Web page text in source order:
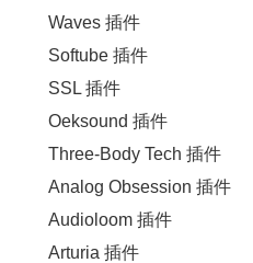
果器
Waves 插件
Softube 插件
SSL 插件
Oeksound 插件
Three-Body Tech 插件
Analog Obsession 插件
Audioloom 插件
Arturia 插件